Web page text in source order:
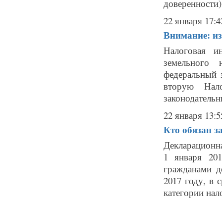
22 января
Внимание:
Налоговая
земельного
вторую
22 января
Кто обязан
1 января
гражданами
2017 году, в
категории